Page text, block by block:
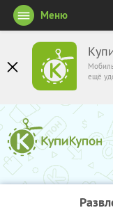
ещё
Меню